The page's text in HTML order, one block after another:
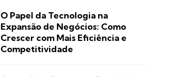
O Papel da Tecnologia na
Expansão de Negócios: Como
Crescer com Mais Eficiência e
Competitividade